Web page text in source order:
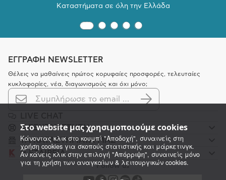
Στο website μας χρησιμοποιούμε cookies
Κάνοντας κλικ στο κουμπί "Αποδοχή", συναινείς στη
χρήση cookies για σκοπούς στατιστικής και μάρκετινγκ.
Αν κάνεις κλικ στην επιλογή "Απόρριψη", συναινείς μόνο
για τη χρήση των αναγκαίων & λειτουργικών cookies.
Καταστήματα σε όλη την Ελλάδα
ΕΓΓΡΑΦΗ NEWSLETTER
Θέλεις να μαθαίνεις πρώτος κορυφαίες προσφορές, τελευταίες
κυκλοφορίες, νέα, διαγωνισμούς και όχι μόνο;
K ΕΞΥΠΗΡΕΤΗΣΗ
ΤΑ ΚΑΤΑΣΤΗΜΑΤΑ ΜΑΣ
Η ΕΤΑΙΡΕΙΑ
Follow us